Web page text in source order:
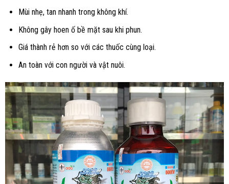
Mùi nhẹ, tan nhanh trong không khí.
Không gây hoen ố bề mặt sau khi phun.
Giá thành rẻ hơn so với các thuốc cùng loại.
An toàn với con người và vật nuôi.